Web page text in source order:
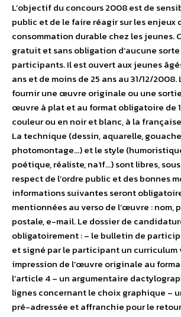
L’objectif du concours 2008 est de
public et de le faire réagir sur les enjeux
consommation durable chez les jeunes.
gratuit et sans obligation d’aucune
participants. Il est ouvert aux jeunes
ans et de moins de 25 ans au 31/12/
fournir une œuvre originale ou une
œuvre à plat et au format obligatoire de
couleur ou en noir et blanc, à la
La technique (dessin, aquarelle,
photomontage…) et le style
poétique, réaliste, naïf…) sont libres,
respect de l’ordre public et des bonnes
informations suivantes seront
mentionnées au verso de l’œuvre : nom,
postale, e-mail. Le dossier de
obligatoirement : – le bulletin de
et signé par le participant un curriculum
impression de l’œuvre originale au
l’article 4 – un argumentaire
lignes concernant le choix graphique –
pré-adressée et affranchie pour le